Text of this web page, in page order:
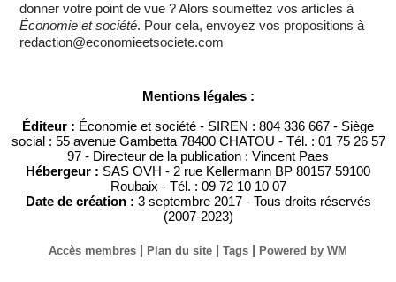
donner votre point de vue ? Alors soumettez vos articles à
Économie et société. Pour cela, envoyez vos propositions à
redaction@economieetsociete.com
Mentions légales :
Éditeur : Économie et société - SIREN : 804 336 667 - Siège
social : 55 avenue Gambetta 78400 CHATOU - Tél. : 01 75 26 57
97 - Directeur de la publication : Vincent Paes
Hébergeur : SAS OVH - 2 rue Kellermann BP 80157 59100
Roubaix - Tél. : 09 72 10 10 07
Date de création : 3 septembre 2017 - Tous droits réservés
(2007-2023)
Accès membres | Plan du site | Tags | Powered by WM